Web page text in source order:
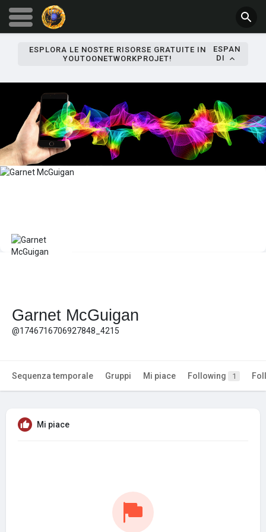
ESPLORA LE NOSTRE RISORSE GRATUITE IN
YOUTOONETWORKPROJET!
ESPAN
DI
Garnet McGuigan
@1746716706927848_4215
Sequenza temporale Gruppi Mi piace Following 1
Mi piace